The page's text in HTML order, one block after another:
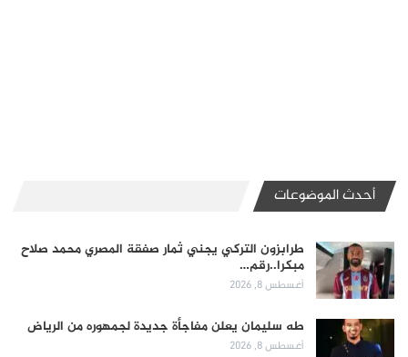
أحدث الموضوعات
طرابزون التركي يجني ثمار صفقة المصري محمد صلاح
مبكرا..رقم…
أغسطس 8, 2026
طه سليمان يعلن مفاجأة جديدة لجمهوره من الرياض
أغسطس 8, 2026